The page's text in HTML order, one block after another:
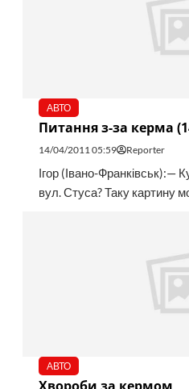
АВТО
Питання з-за керма
14/04/2011 05:59 Reporter
Ігор (Івано-Франківськ):—
вул. Стуса? Таку картину
АВТО